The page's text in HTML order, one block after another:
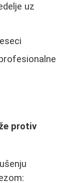
uz
protiv